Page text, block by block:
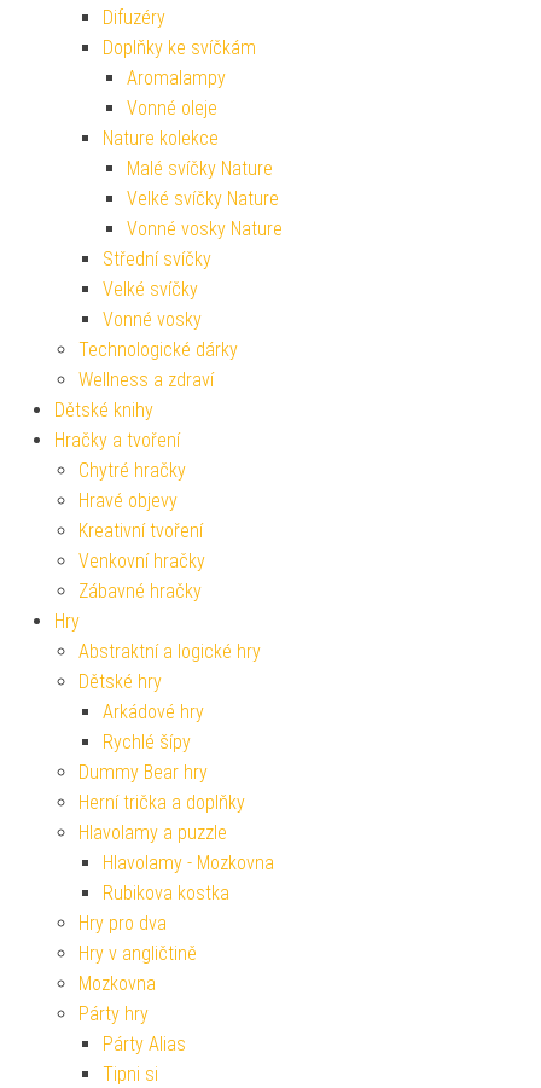
Difuzéry
Doplňky ke svíčkám
Aromalampy
Vonné oleje
Nature kolekce
Malé svíčky Nature
Velké svíčky Nature
Vonné vosky Nature
Střední svíčky
Velké svíčky
Vonné vosky
Technologické dárky
Wellness a zdraví
Dětské knihy
Hračky a tvoření
Chytré hračky
Hravé objevy
Kreativní tvoření
Venkovní hračky
Zábavné hračky
Hry
Abstraktní a logické hry
Dětské hry
Arkádové hry
Rychlé šípy
Dummy Bear hry
Herní trička a doplňky
Hlavolamy a puzzle
Hlavolamy - Mozkovna
Rubikova kostka
Hry pro dva
Hry v angličtině
Mozkovna
Párty hry
Párty Alias
Tipni si